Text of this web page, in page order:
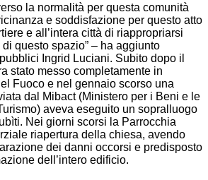
la normalità per questa comunità
e soddisfazione per questo atto
e all’intera città di riappropriarsi
questo spazio” – ha aggiunto
Ingrid Luciani. Subito dopo il
stato messo completamente in
Fuoco e nel gennaio scorso una
dal Mibact (Ministero per i Beni e le
aveva eseguito un sopralluogo
Nei giorni scorsi la Parrocchia
riapertura della chiesa, avendo
dei danni occorsi e predisposto
dell’intero edificio.